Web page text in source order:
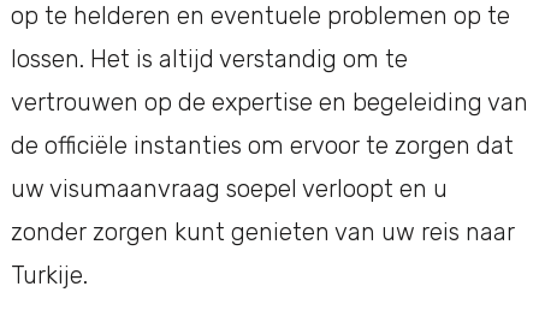
op te helderen en eventuele problemen op te
lossen. Het is altijd verstandig om te
vertrouwen op de expertise en begeleiding van
de officiële instanties om ervoor te zorgen dat
uw visumaanvraag soepel verloopt en u
zonder zorgen kunt genieten van uw reis naar
Turkije.